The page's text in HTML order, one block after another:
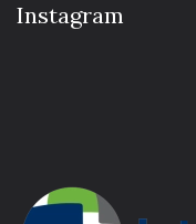
Instagram